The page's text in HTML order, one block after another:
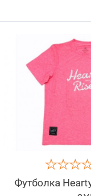
Футболка